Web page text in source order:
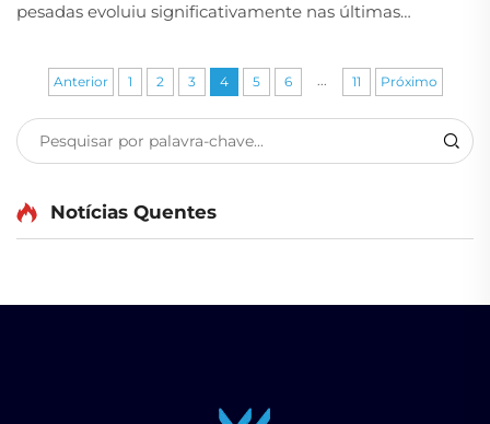
pesadas evoluiu significativamente nas últimas
transporte militar e equipamentos industriais.
Anterior 1 2 3 4 5 6 ... 11 Próximo
Notícias Quentes